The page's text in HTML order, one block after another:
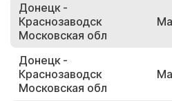
Донецк -
Краснозаводск
Московская обл
Донецк -
Краснозаводск
Московская обл